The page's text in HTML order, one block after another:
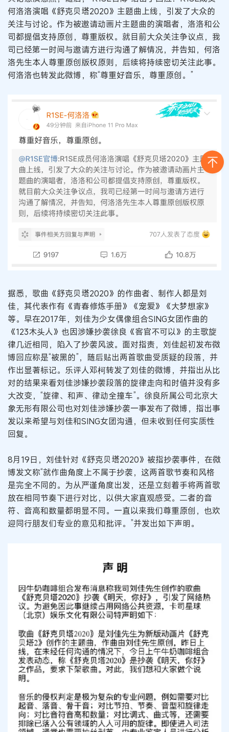
何洛洛演唱《舒克贝塔2020》主题曲上线，引发了大众的
关注与讨论。作为被邀请动画片主题曲的演唱者，洛洛和公
司都提倡支持原创，尊重版权。就目前大众关注争议点，我
司已经第一时间与邀请方进行沟通了解情况，并告知，何洛
洛先生本人尊重原创版权原则，后续将持续密切关注此事。
何洛洛也转发此微博，称“尊重好音乐，尊重原创。”
据悉，歌曲《舒克贝塔2020》的作曲者、制作人都是刘
佳，其代表作有《青春修炼手册》《宠爱》《大梦想家》
等。早在2017年，刘佳为少女偶像组合SING女团作曲的
《123木头人》也因涉嫌抄袭徐良《客官不可以》的主歌旋
律几近相同，陷入了抄袭风波。面对指责，刘佳起初发布微
博回应称是“被黑的”，随后贴出两首歌曲受质疑的段落，并
作出显著标记。乐评人邓柯转发了刘佳的微博，并指出从比
对的结果来看刘佳涉嫌抄袭段落的旋律走向和时值并没有多
大改变，“旋律、和声、律动全撞车”。徐良所属公司北京大
象无形有限公司也对刘佳涉嫌抄袭一事发布了微博，指出事
发以来希望与刘佳和SING女团沟通，但未收到任何实质性
回复。
8月19日，刘佳针对《舒克贝塔2020》被指抄袭事件，在微
博发文称“就作曲角度上不属于抄袭，这两首歌节奏和风格
是完全不同的。为从严谨角度出发，还是立刻着手将两首歌
放在相同节奏下进行对比，以供大家直观感受。二者的音
符、音高和数量都明显不同。一直以来我们尊重原创，也欢
迎同行朋友们专业的意见和批评。”并发出如下声明。